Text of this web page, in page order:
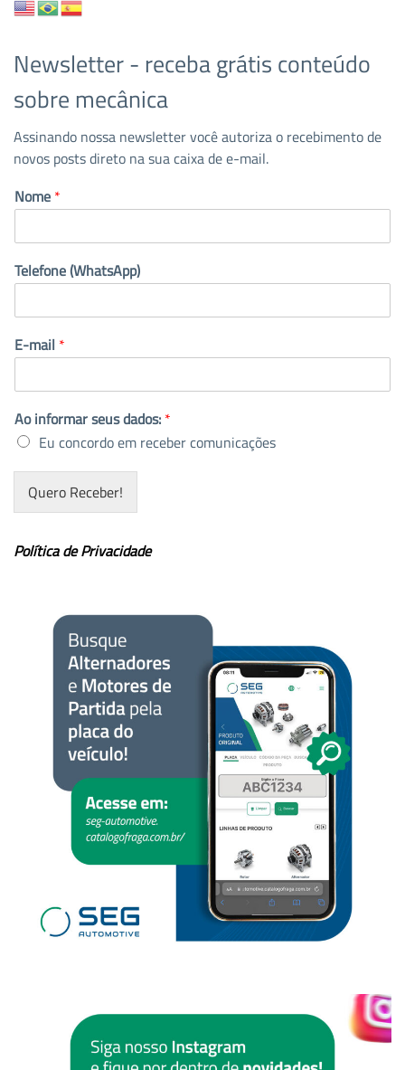
Newsletter - receba grátis conteúdo
sobre mecânica
Assinando nossa newsletter você autoriza o recebimento de
novos posts direto na sua caixa de e-mail.
Nome *
Telefone (WhatsApp)
E-mail *
Ao informar seus dados: *
Eu concordo em receber comunicações
Quero Receber!
Política de Privacidade